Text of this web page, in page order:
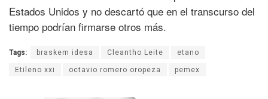
Estados Unidos y no descartó que en el transcurso del
tiempo podrían firmarse otros más.
Tags: braskem idesa Cleantho Leite etano
Etileno xxi octavio romero oropeza pemex